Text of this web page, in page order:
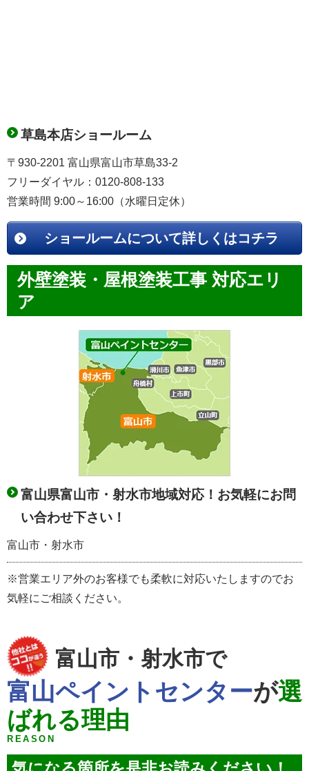
草島本店ショールーム
〒930-2201 富山県富山市草島33-2
フリーダイヤル：0120-808-133
営業時間 9:00～16:00（水曜日定休）
ショールームについて詳しくはコチラ
外壁塗装・屋根塗装工事 対応エリ
ア
富山県富山市・射水市地域対応！お気軽にお問
い合わせ下さい！
富山市・射水市
※営業エリア外のお客様でも柔軟に対応いたしますのでお
気軽にご相談ください。
富山市・射水市で
富山ペイントセンターが選
ばれる理由
REASON